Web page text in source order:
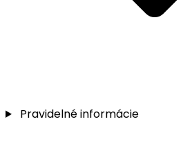
Pravidelné informácie